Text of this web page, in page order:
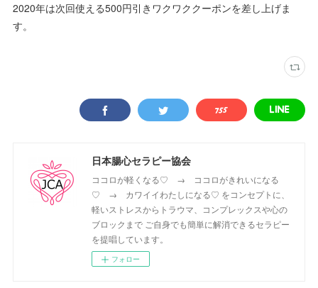
2020年は次回使える500円引きワクワククーポンを差し上げま
す。
日本腸心セラピー協会
ココロが軽くなる♡ → ココロがきれいになる
♡ → カワイイわたしになる♡ をコンセプトに、
軽いストレスからトラウマ、コンプレックスや心の
ブロックまで ご自身でも簡単に解消できるセラピー
を提唱しています。
フォロー